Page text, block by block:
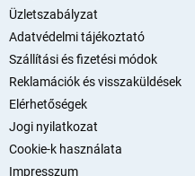
Üzletszabályzat
Adatvédelmi tájékoztató
Szállítási és fizetési módok
Reklamációk és visszaküldések
Elérhetőségek
Jogi nyilatkozat
Cookie-k használata
Impresszum